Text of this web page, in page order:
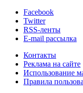
Facebook
Twitter
RSS-ленты
E-mail рассылка
Контакты
Реклама на сайте
Использование
Правила